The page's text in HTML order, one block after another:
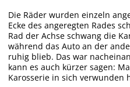
Die Räder wurden einzeln
Ecke des angeregten Rades
Rad der Achse schwang die
während das Auto an der
ruhig blieb. Das war
kann es auch kürzer sagen:
Karosserie in sich verwunden